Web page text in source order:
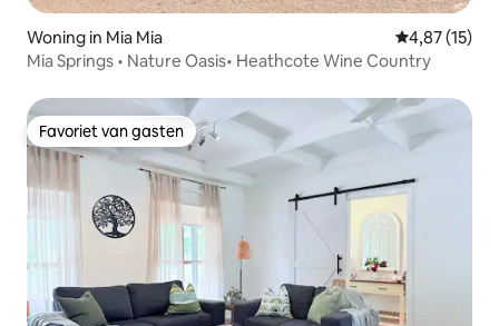
Woning in Mia Mia Gemiddelde
4,87 (15)
Mia Springs • Nature Oasis• Heathcote Wine Country
Favoriet van gasten
Favoriet van gasten